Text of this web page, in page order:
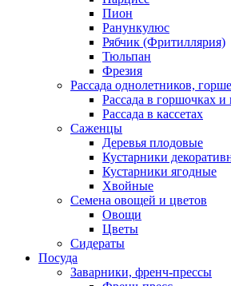
Пион
Ранункулюс
Рябчик (Фритиллярия)
Тюльпан
Фрезия
Рассада однолетников,
Рассада в горшочках
Рассада в кассетах
Саженцы
Деревья плодовые
Кустарники
Кустарники ягодные
Хвойные
Семена овощей и цветов
Овощи
Цветы
Сидераты
Посуда
Заварники, френч-прессы